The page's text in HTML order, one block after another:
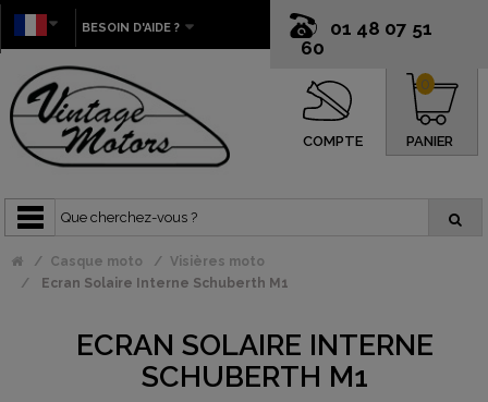
01 48 07 51
60
BESOIN D'AIDE ?
COMPTE PANIER
0
Casque moto
Visières moto
Ecran Solaire Interne Schuberth M1
ECRAN SOLAIRE INTERNE
SCHUBERTH M1